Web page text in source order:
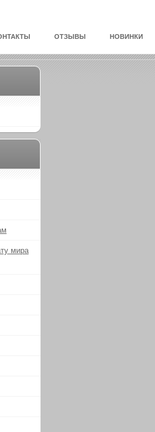
ОТЗЫВЫ НОВИНКИ
мира